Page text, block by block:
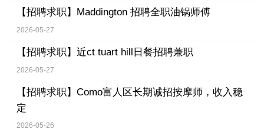
【招聘求职】 Maddington 招聘全职油锅师傅
2026-05-27
【招聘求职】 近ct tuart hill日餐招聘兼职
2026-05-27
【招聘求职】 Como富人区长期诚招按摩师，收入稳
定
2026-05-26